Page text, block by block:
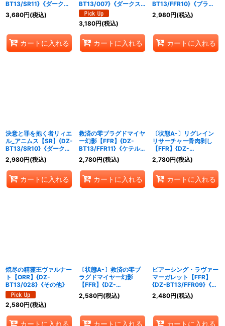
BT13/SR11}《ダークス
テイツケテルサンクチュ
アリ》
3,680円(税込)
カートに入れる
BT13/007}《ダークス
テイツケテルサンクチュ
アリ》
3,180円(税込)
カートに入れる
BT13/FFR10}《ブラン
トゲート》
2,980円(税込)
カートに入れる
決意と罪を抱く者リィエ
ル_アニムス【SR】{DZ-
BT13/SR10}《ダークス
テイツ/ケテルサンクチ
ュアリ》
2,980円(税込)
カートに入れる
救済の零ブラグドマイヤ
ー幻影【FFR】{DZ-
BT13/FFR11}《ケテルサ
ンクチュアリ》
2,780円(税込)
カートに入れる
〔状態A-〕リグレイン
リサーチャー骨肉剥し
【FFR】{DZ-
BT13/FFR10}《ブラン
トゲート》
2,780円(税込)
カートに入れる
焼尽の精霊王ヴァルナー
ト【ORR】{DZ-
BT13/028}《その他》
2,580円(税込)
カートに入れる
〔状態A-〕救済の零ブ
ラグドマイヤー幻影
【FFR】{DZ-
BT13/FFR11}《ケテルサ
ンクチュアリ》
2,580円(税込)
カートに入れる
ピアーシング・ラヴァー
マーガレット【FFR】
{DZ-BT13/FFR09}《ブ
ラントゲート》
2,480円(税込)
カートに入れる